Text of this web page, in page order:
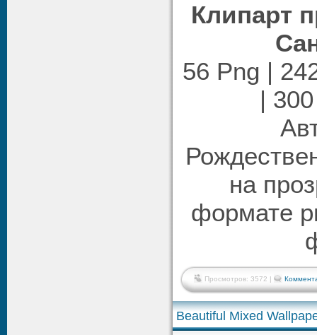
Клипарт
56 Png |
|
на
формате
Просмотров: 3572 |
Beautiful Mixed